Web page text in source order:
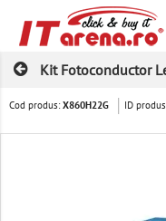
Kit Fotoconductor
Cod produs:X860H22G ID